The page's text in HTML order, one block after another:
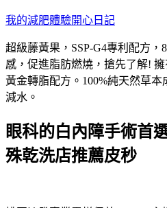
跳
主
要
內
容
我的減肥體驗開心日記
超級藤黃果，SSP-G4專利配方，
感，促進脂肪燃燒，搶先了解!
黃金轉脂配方。100%純天然草
減水。
眼科的白內障手術首
殊乾洗店推薦皮秒